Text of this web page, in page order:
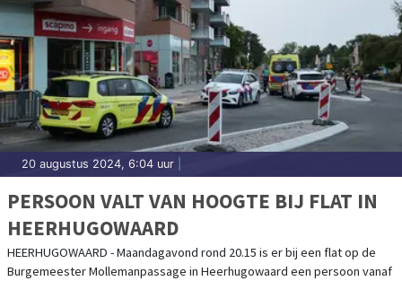
20 augustus 2024, 6:04 uur
PERSOON VALT VAN HOOGTE BIJ FLAT IN
HEERHUGOWAARD
HEERHUGOWAARD - Maandagavond rond 20.15 is er bij een flat op de
Burgemeester Mollemanpassage in Heerhugowaard een persoon vanaf